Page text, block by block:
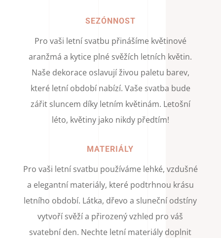
SEZÓNNOST
Pro vaši letní svatbu přinášíme květinové
aranžmá a kytice plné svěžích letních květin.
Naše dekorace oslavují živou paletu barev,
které letní období nabízí. Vaše svatba bude
zářit sluncem díky letním květinám. Letošní
léto, květiny jako nikdy předtím!
MATERIÁLY
Pro vaši letní svatbu používáme lehké, vzdušné
a elegantní materiály, které podtrhnou krásu
letního období. Látka, dřevo a sluneční odstíny
vytvoří svěží a přirozený vzhled pro váš
svatební den. Nechte letní materiály doplnit